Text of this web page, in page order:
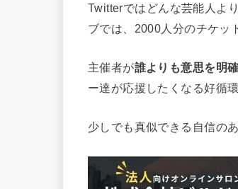
Twitterではどんな芸能人よ
ブでは、2000人分のチケッ
主催者が誰よりも意思を明
ー達が応援したくなる好循
少しでも真似できる自信の